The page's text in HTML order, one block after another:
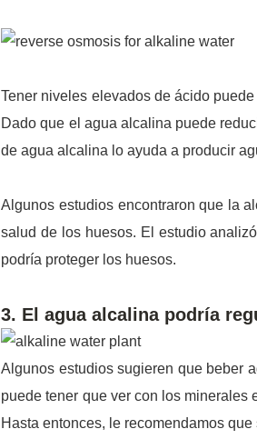
Tener niveles elevados de ácido
Dado que el agua alcalina puede
de agua alcalina lo ayuda a producir
Algunos estudios encontraron que la
salud de los huesos. El estudio
podría proteger los huesos.
3. El agua alcalina podría
Algunos estudios sugieren que beber
puede tener que ver con los minerales
Hasta entonces, le recomendamos